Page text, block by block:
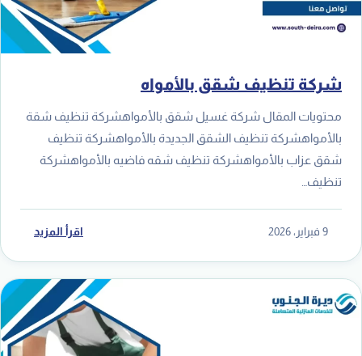
شركة تنظيف شقق بالأمواه
محتويات المقال شركة غسيل شقق بالأمواهشركة تنظيف شقة
بالأمواهشركة تنظيف الشقق الجديدة بالأمواهشركة تنظيف
شقق عزاب بالأمواهشركة تنظيف شقه فاضيه بالأمواهشركة
تنظيف…
9 فبراير، 2026 اقرأ المزيد